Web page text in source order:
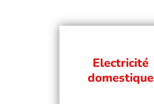
Electricité
domestique